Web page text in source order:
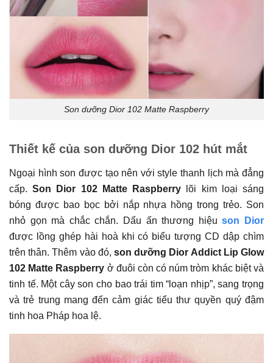
Son dưỡng Dior 102 Matte Raspberry
Thiết kế của son dưỡng Dior 102 hút mắt
Ngoại hình son được tạo nên với style thanh lịch mà đẳng
cấp.Son Dior 102 Matte Raspberry lõi kim loại sáng
bóng được bao bọc bởi nắp nhựa hồng trong trẻo. Son
nhỏ gọn mà chắc chắn. Dấu ấn thương hiệuson Dior
được lồng ghép hài hoà khi có biểu tượng CD dập chìm
trên thân. Thêm vào đó, son dưỡng Dior Addict Lip Glow
102 Matte Raspberry ở đuôi còn có núm tròm khác biệt và
tinh tế. Một cây son cho bao trái tim “loạn nhịp”, sang trọng
và trẻ trung mang đến cảm giác tiểu thư quyền quý đậm
tinh hoa Pháp hoa lệ.